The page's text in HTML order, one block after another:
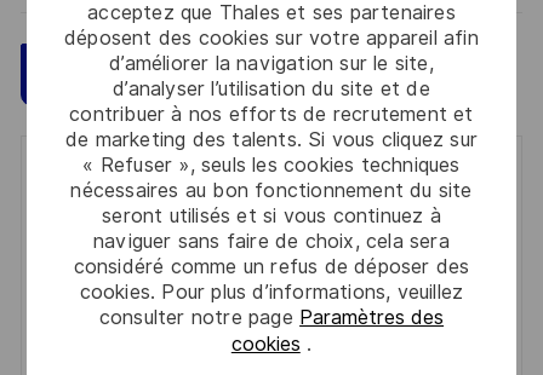
acceptez que Thales et ses partenaires
déposent des cookies sur votre appareil afin
d’améliorer la navigation sur le site,
d’analyser l’utilisation du site et de
contribuer à nos efforts de recrutement et
de marketing des talents. Si vous cliquez sur
« Refuser », seuls les cookies techniques
nécessaires au bon fonctionnement du site
seront utilisés et si vous continuez à
naviguer sans faire de choix, cela sera
considéré comme un refus de déposer des
cookies. Pour plus d’informations, veuillez
consulter notre page Paramètres des
cookies .
Postulez maintenant Sauvegarder
Get notified for similar jobs
You'll receive updates once a week
Enter
Lire et accepter les conditions de traitement des